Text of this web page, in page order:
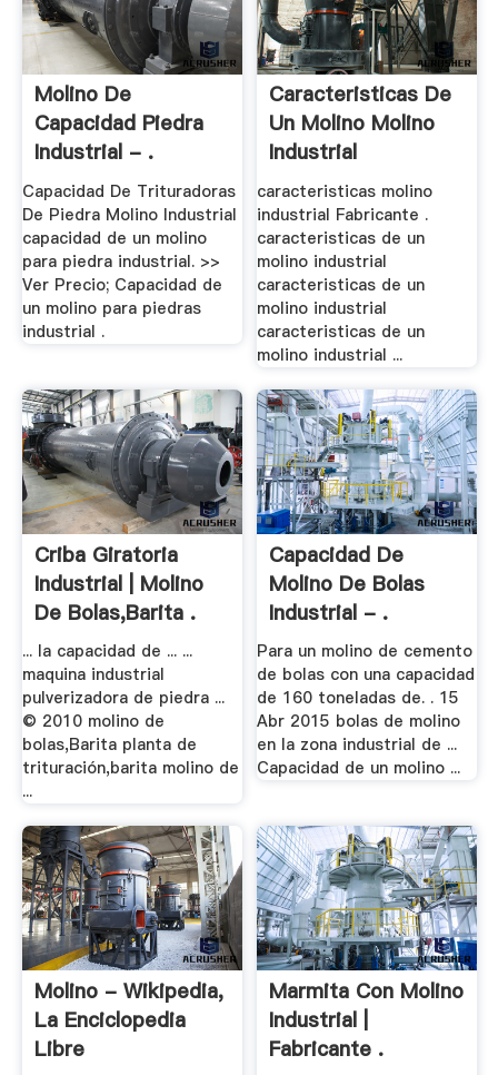
Molino De
Capacidad Piedra
Industrial - .
Capacidad De Trituradoras
De Piedra Molino Industrial
capacidad de un molino
para piedra industrial. >>
Ver Precio; Capacidad de
un molino para piedras
industrial .
Caracteristicas De
Un Molino Molino
Industrial
caracteristicas molino
industrial Fabricante .
caracteristicas de un
molino industrial
caracteristicas de un
molino industrial
caracteristicas de un
molino industrial ...
Criba Giratoria
Industrial | Molino
De Bolas,Barita .
... la capacidad de ... ...
maquina industrial
pulverizadora de piedra ...
© 2010 molino de
bolas,Barita planta de
trituración,barita molino de
...
Capacidad De
Molino De Bolas
Industrial - .
Para un molino de cemento
de bolas con una capacidad
de 160 toneladas de. . 15
Abr 2015 bolas de molino
en la zona industrial de ...
Capacidad de un molino ...
Molino - Wikipedia,
La Enciclopedia
Libre
Marmita Con Molino
Industrial |
Fabricante .